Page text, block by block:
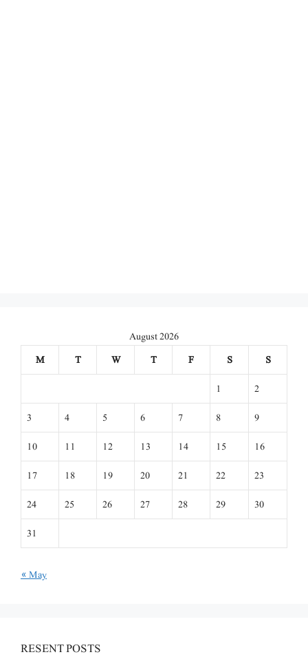
August 2026
M
T W T F S
S
1
2
3
4 5 6 7 8
9
10
11 12 13 14 15
16
17
18 19 20 21 22
23
24
25 26 27 28 29
30
31
« May
RESENT POSTS